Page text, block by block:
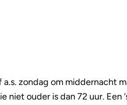
zondag om middernacht
ouder is dan 72 uur. Een